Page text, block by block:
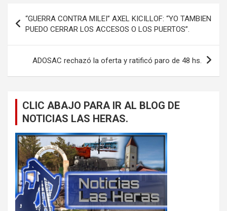
de
entradas
“GUERRA CONTRA MILEI” AXEL KICILLOF: “YO TAMBIEN
PUEDO CERRAR LOS ACCESOS O LOS PUERTOS”.
ADOSAC rechazó la oferta y ratificó paro de 48 hs.
CLIC ABAJO PARA IR AL BLOG DE
NOTICIAS LAS HERAS.